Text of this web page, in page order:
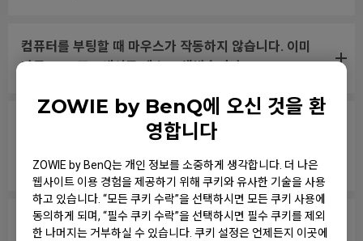
ZOWIE by BenQ에 오신 것을 환
영합니다
ZOWIE by BenQ는 개인 정보를 소중하게 생각합니다. 더 나은
웹사이트 이용 경험을 제공하기 위해 쿠키와 유사한 기술을 사용
하고 있습니다. “모든 쿠키 수락”을 선택하시면 모든 쿠키 사용에
동의하게 되며, “필수 쿠키 수락”을 선택하시면 필수 쿠키를 제외
한 나머지는 거부하실 수 있습니다. 쿠키 설정은 언제든지 이곳에
컴퓨터를 부팅할 때 마우스가 작동하지 않습니다. 이미
다른 USB 포트에서도 테스트 해봤습니다.
게임에서 휠스크롤을 점프에 할당했는데, 휠을 만지지 않
거나 패드 위를 무브먼트 하여 마우스를 놓을 때도 무작
위로 점프합니다.
마우스 버튼이 계속 누르고 있는 상태처럼 작동합니다.